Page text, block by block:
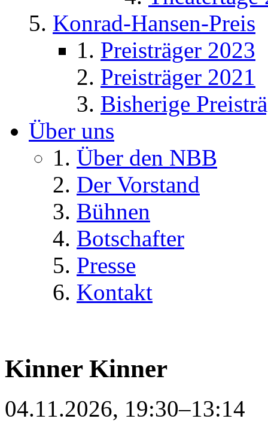
Konrad-Hansen-Preis
Preisträger 2023
Preisträger 2021
Bisherige
Über uns
Über den NBB
Der Vorstand
Bühnen
Botschafter
Presse
Kontakt
Kinner Kinner
04.11.2026, 19:30–13:14